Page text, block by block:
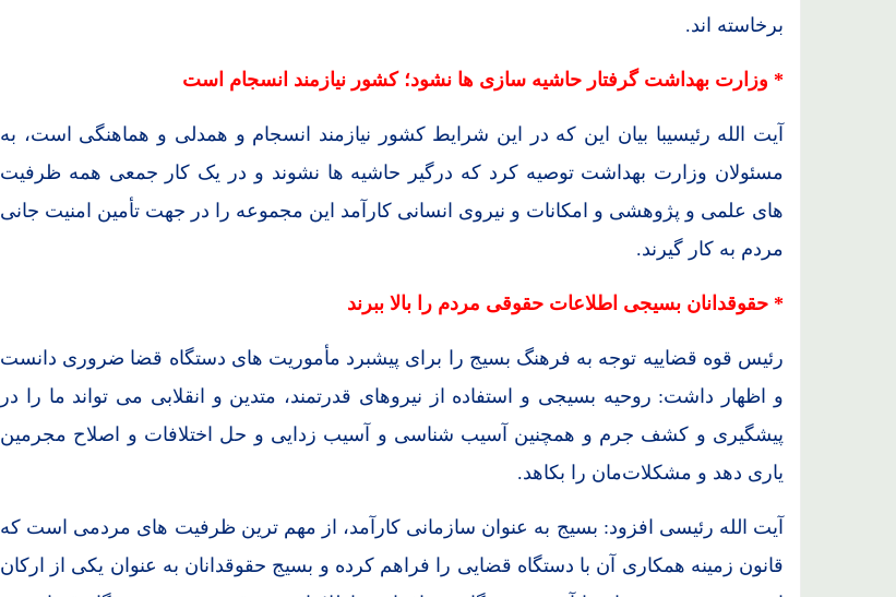
برخاسته اند.
* وزارت بهداشت گرفتار حاشیه سازی ها نشود؛ کشور نیازمند انسجام است
آیت الله رئیسیبا بیان این که در این شرایط کشور نیازمند انسجام و همدلی و هماهنگی است، به
مسئولان وزارت بهداشت توصیه کرد که درگیر حاشیه ها نشوند و در یک کار جمعی همه ظرفیت
های علمی و پژوهشی و امکانات و نیروی انسانی کارآمد این مجموعه را در جهت تأمین امنیت جانی
مردم به کار گیرند.
* حقوقدانان بسیجی اطلاعات حقوقی مردم را بالا ببرند
رئیس قوه قضاییه توجه به فرهنگ بسیج را برای پیشبرد مأموریت های دستگاه قضا ضروری دانست
و اظهار داشت: روحیه بسیجی و استفاده از نیروهای قدرتمند، متدین و انقلابی می تواند ما را در
پیشگیری و کشف جرم و همچنین آسیب شناسی و آسیب زدایی و حل اختلافات و اصلاح مجرمین
یاری دهد و مشکلاتمان را بکاهد.
آیت الله رئیسی افزود: بسیج به عنوان سازمانی کارآمد، از مهم ترین ظرفیت های مردمی است که
قانون زمینه همکاری آن با دستگاه قضایی را فراهم کرده و بسیج حقوقدانان به عنوان یکی از ارکان